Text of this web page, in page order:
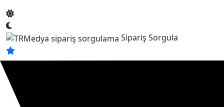
Sipariş Sorgula